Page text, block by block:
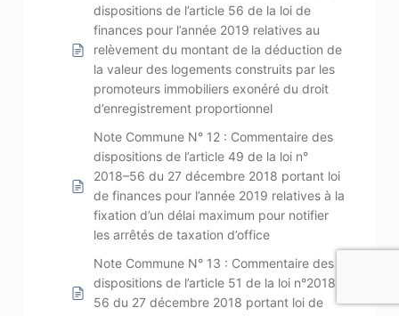
dispositions de l’article 56 de la loi de
finances pour l’année 2019 relatives au
relèvement du montant de la déduction de
la valeur des logements construits par les
promoteurs immobiliers exonéré du droit
d’enregistrement proportionnel
Note Commune N° 12 : Commentaire des
dispositions de l’article 49 de la loi n°
2018–56 du 27 décembre 2018 portant loi
de finances pour l’année 2019 relatives à la
fixation d’un délai maximum pour notifier
les arrêtés de taxation d’office
Note Commune N° 13 : Commentaire des
dispositions de l’article 51 de la loi n°2018-
56 du 27 décembre 2018 portant loi de